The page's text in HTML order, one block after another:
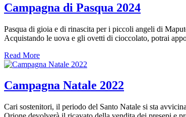
Campagna di Pasqua 2024
Pasqua di gioia e di rinascita per i piccoli angeli di
Acquistando le uova e gli ovetti di cioccolato, potrai
Read More
Campagna Natale 2022
Cari sostenitori, il periodo del Santo Natale si sta